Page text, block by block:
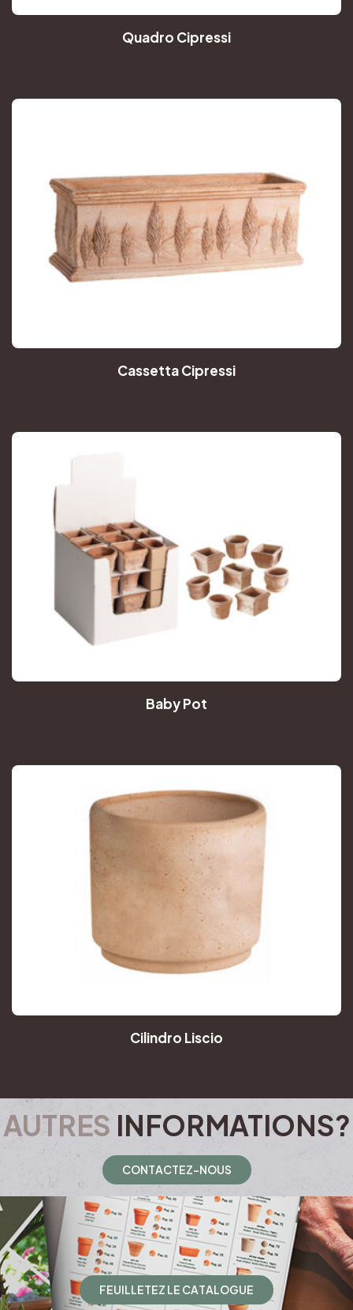
Quadro Cipressi
Cassetta Cipressi
Baby Pot
Cilindro Liscio
AUTRES INFORMATIONS?
CONTACTEZ-NOUS
FEUILLETEZ LE CATALOGUE